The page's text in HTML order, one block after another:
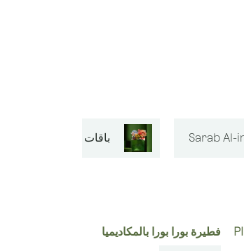
Sarab Al- باقات الزهور
فطيرة بورا بورا بالمكاديميا